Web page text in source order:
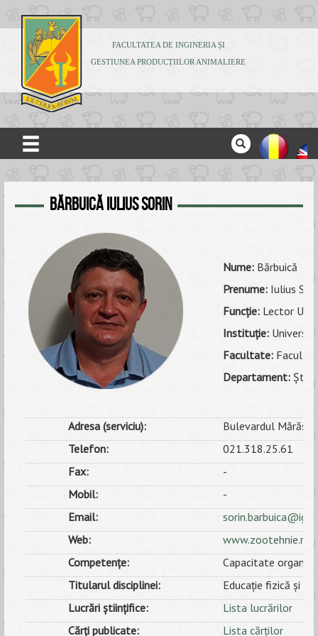
FACULTATEA DE INGINERIA ȘI
GESTIUNEA PRODUCȚIILOR ANIMALIERE
ACASĂ
DESPRE NOI
STUDENȚI
CERCETARE
PUBLICAȚII
ANUNȚURI
ALUMNI
Bărbuică Iulius Sorin
Nume:Bărbuică
Prenume:Iulius
Funcţie:Lector
Instituţie:
Facultate:
Departament:
Adresa (serviciu):
Bulevardul
Telefon:
021.318.25.61
Fax:
-
Mobil:
-
Email:
Web:
www.zootehnie.ro
Competențe:
Capacitate
Titularul disciplinei:
Educație fizică și
Lucrări științifice:
Lista lucrărilor
Cărți publicate:
Lista cărţilor